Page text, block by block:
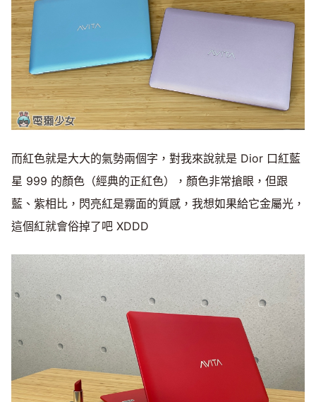
而紅色就是大大的氣勢兩個字，對我來說就是 Dior 口紅藍
星 999 的顏色（經典的正紅色），顏色非常搶眼，但跟
藍、紫相比，閃亮紅是霧面的質感，我想如果給它金屬光，
這個紅就會俗掉了吧 XDDD